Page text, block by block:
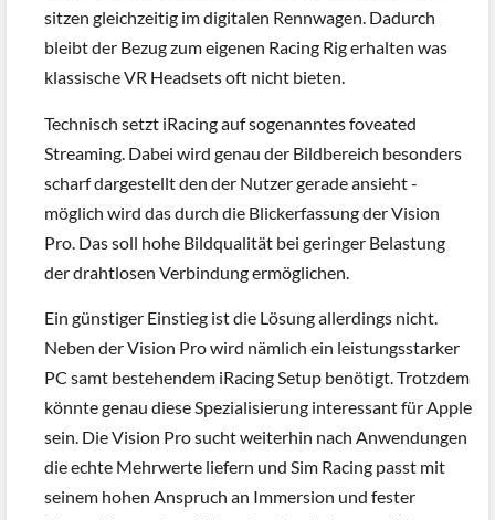
sitzen gleichzeitig im digitalen Rennwagen. Dadurch
bleibt der Bezug zum eigenen Racing Rig erhalten was
klassische VR Headsets oft nicht bieten.
Technisch setzt iRacing auf sogenanntes foveated
Streaming. Dabei wird genau der Bildbereich besonders
scharf dargestellt den der Nutzer gerade ansieht -
möglich wird das durch die Blickerfassung der Vision
Pro. Das soll hohe Bildqualität bei geringer Belastung
der drahtlosen Verbindung ermöglichen.
Ein günstiger Einstieg ist die Lösung allerdings nicht.
Neben der Vision Pro wird nämlich ein leistungsstarker
PC samt bestehendem iRacing Setup benötigt. Trotzdem
könnte genau diese Spezialisierung interessant für Apple
sein. Die Vision Pro sucht weiterhin nach Anwendungen
die echte Mehrwerte liefern und Sim Racing passt mit
seinem hohen Anspruch an Immersion und fester